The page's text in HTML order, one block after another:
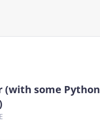
(with some Python